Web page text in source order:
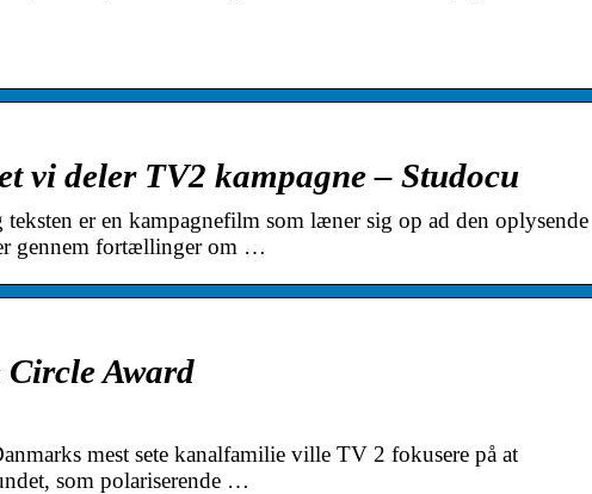
vi deler TV2 kampagne – Studocu
er en kampagnefilm som læner sig op ad den oplysende
gennem fortællinger om …
Circle Award
mest sete kanalfamilie ville TV 2 fokusere på at
som polariserende …